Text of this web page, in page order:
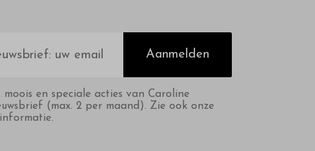
Aanmelden
en speciale acties van Caroline
(max. 2 per maand). Zie ook onze